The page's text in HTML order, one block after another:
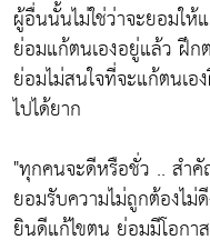
ผู้อื่นนั้นไม่ใช่ว่าจะยอมให้
ย่อมแก้ตนเองอยู่แล้ว ฝึก
ย่อมไม่สนใจที่จะแก้ตนเ
ไปได้ยาก
"ทุกคนจะดีหรือชั่ว .. สำ
ยอมรับความไม่ถูกต้องไ
ยินดีแก้ไขตน ย่อมมีโอก